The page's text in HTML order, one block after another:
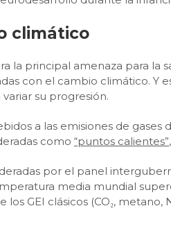
climático
la principal amenaza para la
con el cambio climático. Y
su progresión.
a las emisiones de
como “puntos calientes”
por el panel
media mundial
los GEI clásicos (CO₂,